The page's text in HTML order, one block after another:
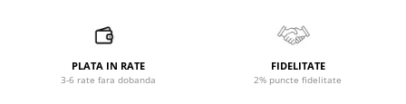
Accesorii echipamente de studio
Clape MIDI
Controllere MIDI - USB DAW
PLATA IN RATE
3-6 rate fara dobanda
FIDELITATE
2% puncte fidelitate